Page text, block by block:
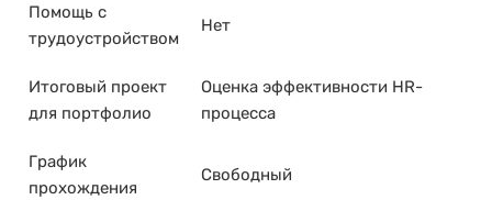
Помощь с
трудоустройством
Нет
Итоговый проект
для портфолио
Оценка эффективности HR-
процесса
График
прохождения
Свободный